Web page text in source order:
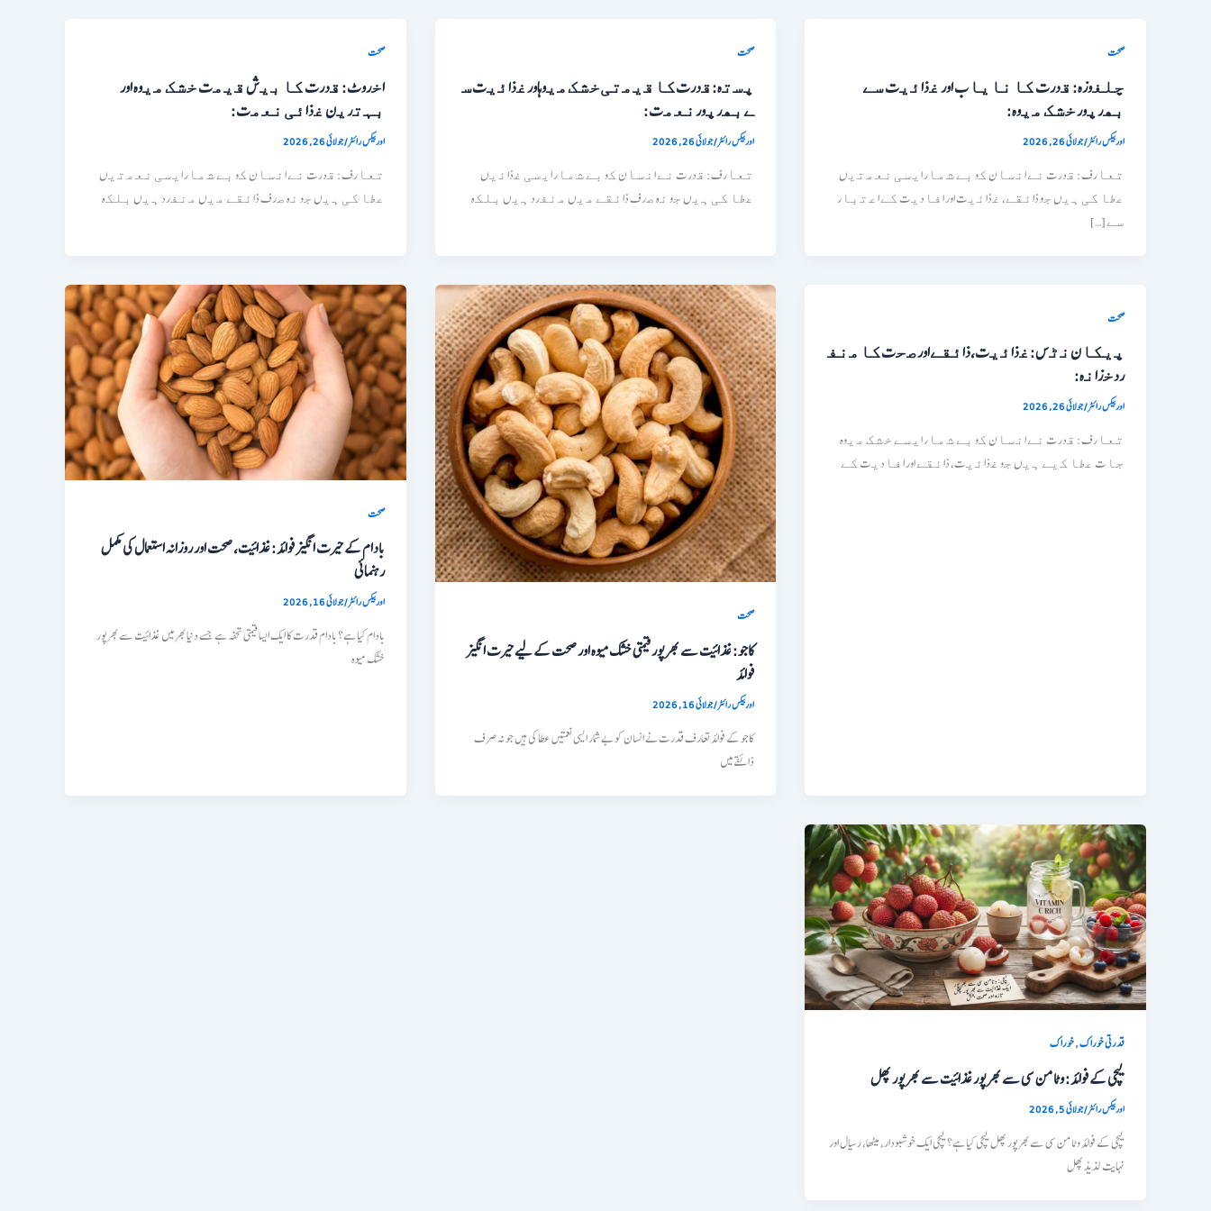
صحت
ﭼﻠﻐوزه: ﻗدرت ﮐﺎ ﻧﺎﯾﺎب اور ﻏذاﺋﯾت ﺳﮯ
ﺑﮭرﭘور ﺧﺷﮏ ﻣﯾوه:
اوربیکس رائٹر/جولائی 26, 2026
ﺗﻌﺎرف: ﻗدرت ﻧﮯ اﻧﺳﺎن ﮐو ﺑﮯ ﺷﻣﺎر اﯾﺳﯽ ﻧﻌﻣﺗﯾں
ﻋطﺎ ﮐﯽ ﮨﯾں ﺟو ذاﺋﻘﮯ، ﻏذاﺋﯾت اور اﻓﺎدﯾت ﮐﮯ اﻋﺗﺑﺎر
ﺳﮯ […]
صحت
ﭘﺳﺗہ:ﻗدرتﮐﺎﻗﯾﻣﺗﯽﺧﺷﮏﻣﯾوهاورﻏذاﺋﯾتﺳ
ﮯﺑﮭرﭘورﻧﻌﻣت:
اوربیکس رائٹر/جولائی 26, 2026
ﺗﻌﺎرف: ﻗدرت ﻧﮯ اﻧﺳﺎن ﮐو ﺑﮯ ﺷﻣﺎر اﯾﺳﯽ ﻏذاﺋﯾں
ﻋطﺎ ﮐﯽ ﮨﯾں ﺟو ﻧہ ﺻرف ذاﺋﻘﮯ ﻣﯾں ﻣﻧﻔرد ﮨﯾں ﺑﻠﮑہ
صحت
اﺧروٹ: ﻗدرت ﮐﺎ ﺑﯾش ﻗﯾﻣت ﺧﺷﮏ ﻣﯾوه اور
ﺑﮩﺗرﯾن ﻏذاﺋﯽ ﻧﻌﻣت:
اوربیکس رائٹر/جولائی 26, 2026
ﺗﻌﺎرف: ﻗدرت ﻧﮯ اﻧﺳﺎن ﮐو ﺑﮯ ﺷﻣﺎر اﯾﺳﯽ ﻧﻌﻣﺗﯾں
ﻋطﺎ ﮐﯽ ﮨﯾں ﺟو ﻧہ ﺻرف ذاﺋﻘﮯ ﻣﯾں ﻣﻧﻔرد ﮨﯾں ﺑﻠﮑہ
صحت
ﭘﯾﮑﺎنﻧﭨس:ﻏذاﺋﯾت،ذاﺋﻘﮯاورﺻﺣتﮐﺎﻣﻧﻔ
ردﺧزاﻧہ:
اوربیکس رائٹر/جولائی 26, 2026
ﺗﻌﺎرف: ﻗدرت ﻧﮯ اﻧﺳﺎن ﮐو ﺑﮯ ﺷﻣﺎر اﯾﺳﮯ ﺧﺷﮏ ﻣﯾوه
ﺟﺎت ﻋطﺎ ﮐﯾﮯ ﮨﯾں ﺟو ﻏذاﺋﯾت، ذاﺋﻘﮯ اور اﻓﺎدﯾت ﮐﮯ
صحت
کاجو: غذائیت سے بھرپور قیمتی خشک میوہ اور صحت کے لیے حیرت انگیز
فوائد
اوربیکس رائٹر/جولائی 16, 2026
کاجو کے فوائد تعارف قدرت نے انسان کو بے شمار ایسی نعمتیں عطا کی ہیں جو نہ صرف
ذائقے میں
صحت
بادام کے حیرت انگیز فوائد: غذائیت، صحت اور روزانہ استعمال کی مکمل
رہنمائی
اوربیکس رائٹر/جولائی 16, 2026
بادام کیا ہے؟ بادام قدرت کا ایک ایسا قیمتی تحفہ ہے جسے دنیا بھر میں غذائیت سے بھرپور
خشک میوہ
قدرتی خوراک,خوراک
لیچی کے فوائد: وٹامن سی سے بھرپور غذائیت سے بھرپور پھل
اوربیکس رائٹر/جولائی 5, 2026
لیچی کے فوائد وٹامن سی سے بھرپور پھل لیچی کیا ہے؟ لیچی ایک خوشبودار، میٹھا، رسیال اور
نہایت لذیذ پھل